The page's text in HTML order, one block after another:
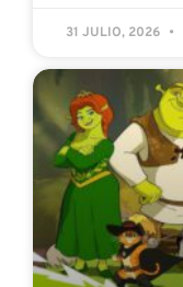
31 JULIO, 2026